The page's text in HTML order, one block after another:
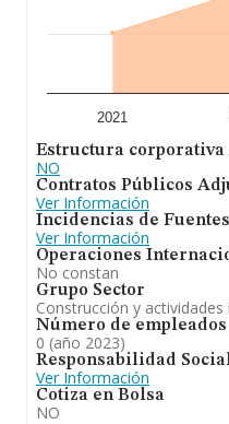
2021
Estructura
NO
Contratos Públicos
Ver Información
Incidencias de
Ver Información
Operaciones
No constan
Grupo Sector
Construcción y actividades
Número de empleados
0 (año 2023)
Responsabilidad
Ver Información
Cotiza en Bolsa
NO